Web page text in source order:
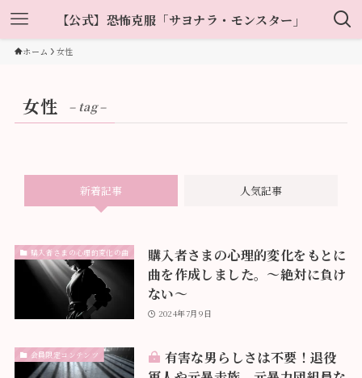
【公式】恐怖克服「サヨナラ・モンスター」
ホーム 女性
女性 – tag –
新着記事 人気記事
購入者さまの心理的変化の曲
購入者さまの心理的変化をもとに
曲を作成しました。〜絶対に負け
ない〜
2024年7月9日
会員限定コンテンツ
有害な男らしさは不要！退役